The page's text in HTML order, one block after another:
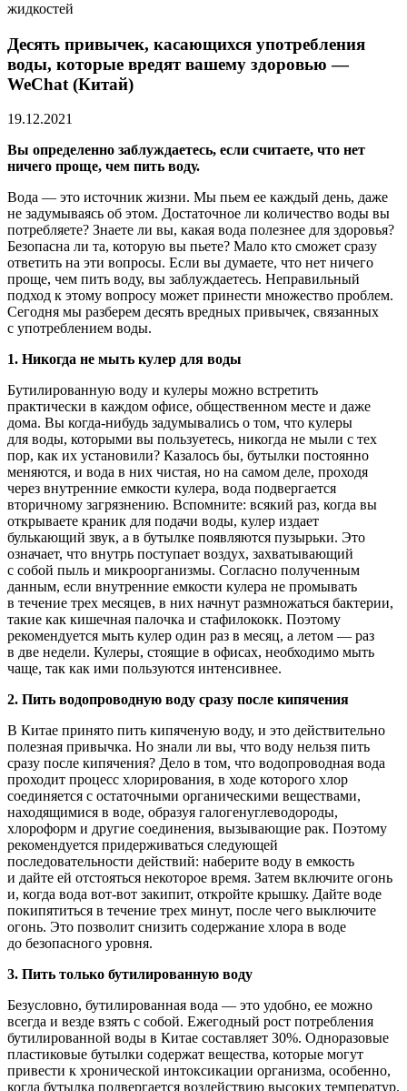
Десять привычек, касающихся употребления
воды, которые вредят вашему здоровью —
WeChat (Китай)
19.12.2021
Вы определенно заблуждаетесь, если считаете, что нет
ничего проще, чем пить воду.
Вода — это источник жизни. Мы пьем ее каждый день, даже
не задумываясь об этом. Достаточное ли количество воды вы
потребляете? Знаете ли вы, какая вода полезнее для здоровья?
Безопасна ли та, которую вы пьете? Мало кто сможет сразу
ответить на эти вопросы. Если вы думаете, что нет ничего
проще, чем пить воду, вы заблуждаетесь. Неправильный
подход к этому вопросу может принести множество проблем.
Сегодня мы разберем десять вредных привычек, связанных
с употреблением воды.
1. Никогда не мыть кулер для воды
Бутилированную воду и кулеры можно встретить
практически в каждом офисе, общественном месте и даже
дома. Вы когда-нибудь задумывались о том, что кулеры
для воды, которыми вы пользуетесь, никогда не мыли с тех
пор, как их установили? Казалось бы, бутылки постоянно
меняются, и вода в них чистая, но на самом деле, проходя
через внутренние емкости кулера, вода подвергается
вторичному загрязнению. Вспомните: всякий раз, когда вы
открываете краник для подачи воды, кулер издает
булькающий звук, а в бутылке появляются пузырьки. Это
означает, что внутрь поступает воздух, захватывающий
с собой пыль и микроорганизмы. Согласно полученным
данным, если внутренние емкости кулера не промывать
в течение трех месяцев, в них начнут размножаться бактерии,
такие как кишечная палочка и стафилококк. Поэтому
рекомендуется мыть кулер один раз в месяц, а летом — раз
в две недели. Кулеры, стоящие в офисах, необходимо мыть
чаще, так как ими пользуются интенсивнее.
2. Пить водопроводную воду сразу после кипячения
В Китае принято пить кипяченую воду, и это действительно
полезная привычка. Но знали ли вы, что воду нельзя пить
сразу после кипячения? Дело в том, что водопроводная вода
проходит процесс хлорирования, в ходе которого хлор
соединяется с остаточными органическими веществами,
находящимися в воде, образуя галогенуглеводороды,
хлороформ и другие соединения, вызывающие рак. Поэтому
рекомендуется придерживаться следующей
последовательности действий: наберите воду в емкость
и дайте ей отстояться некоторое время. Затем включите огонь
и, когда вода вот-вот закипит, откройте крышку. Дайте воде
покипятиться в течение трех минут, после чего выключите
огонь. Это позволит снизить содержание хлора в воде
до безопасного уровня.
3. Пить только бутилированную воду
Безусловно, бутилированная вода — это удобно, ее можно
всегда и везде взять с собой. Ежегодный рост потребления
бутилированной воды в Китае составляет 30%. Одноразовые
пластиковые бутылки содержат вещества, которые могут
привести к хронической интоксикации организма, особенно,
когда бутылка подвергается воздействию высоких температур.